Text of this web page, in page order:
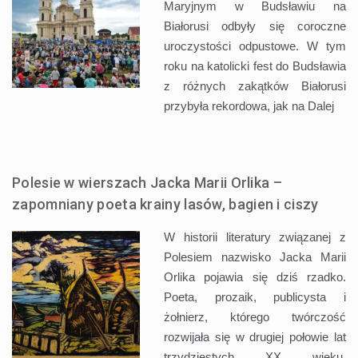
Maryjnym w Budsławiu na
Białorusi odbyły się coroczne
uroczystości odpustowe. W tym
roku na katolicki fest do Budsławia
z różnych zakątków Białorusi
przybyła rekordowa, jak na Dalej
Polesie w wierszach Jacka Marii Orlika –
zapomniany poeta krainy lasów, bagien i ciszy
W historii literatury związanej z
Polesiem nazwisko Jacka Marii
Orlika pojawia się dziś rzadko.
Poeta, prozaik, publicysta i
żołnierz, którego twórczość
rozwijała się w drugiej połowie lat